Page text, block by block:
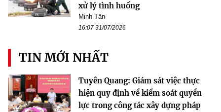
xử lý tình huống
Minh Tân
16:07 31/07/2026
TIN MỚI NHẤT
Tuyên Quang: Giám sát việc thực
hiện quy định về kiểm soát quyền
lực trong công tác xây dựng pháp